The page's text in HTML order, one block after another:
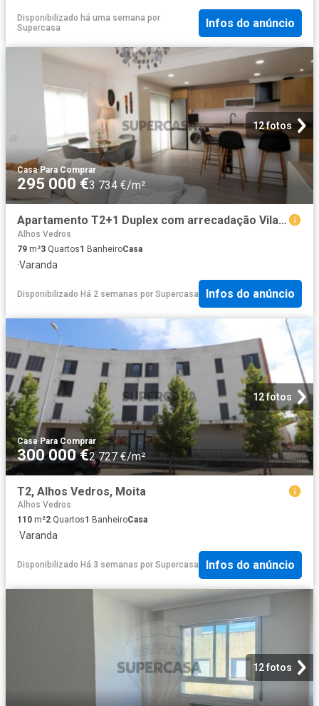
Disponibilizado há uma semana por
Supercasa
Infos do anúncio
12 fotos
Casa·Para Comprar
295 000 €3 734 €/m²
Apartamento T2+1 Duplex com arrecadação Vila Rosa, Alhos Vedros
Alhos Vedros
79 m²3 Quartos1 BanheiroCasa
·Varanda
Disponibilizado Há 2 semanas por Supercasa Infos do anúncio
12 fotos
Casa·Para Comprar
300 000 €2 727 €/m²
T2, Alhos Vedros, Moita
Alhos Vedros
110 m²2 Quartos1 BanheiroCasa
·Varanda
Disponibilizado Há 3 semanas por Supercasa Infos do anúncio
12 fotos